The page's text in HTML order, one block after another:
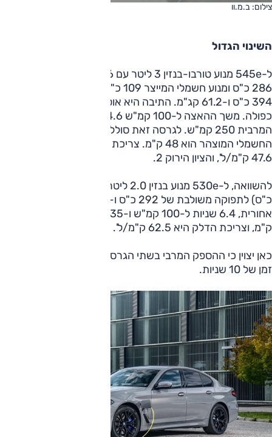
צילום: ב.מ.וו
השינוי הגדול
286 כ"ס ומנוע חשמלי המייצר 109 כ"ס, לתפוקה משולבת של
החשמלי המוצהר הוא 48 ק"מ. צריכת הדלק המוצהרת היא
47.6 ק"מ/ל', והציון הירוק 2.
ק"מ, וצריכת הדלק היא 62.5 ק"מ/ל'.
זמן של 10 שניות.